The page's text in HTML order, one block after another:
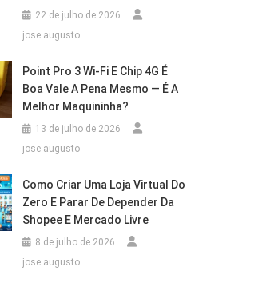
22 de julho de 2026
jose augusto
Point Pro 3 Wi‑Fi E Chip 4G É
Boa Vale A Pena Mesmo — É A
Melhor Maquininha?
13 de julho de 2026
jose augusto
Como Criar Uma Loja Virtual Do
Zero E Parar De Depender Da
Shopee E Mercado Livre
8 de julho de 2026
jose augusto